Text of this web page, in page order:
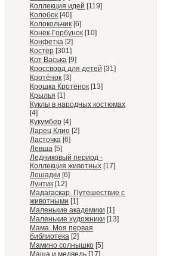
Коллекция идей [119]
Колобок [40]
Колокольчик [6]
Конёк-Горбунок [10]
Конфетка [2]
Костёр [301]
Кот Васька [9]
Кроссворд для детей [31]
Кротёнок [3]
Крошка Кротёнок [13]
Крылья [1]
Куклы в народных костюмах
[4]
Кукумбер [4]
Ларец Клио [2]
Ласточка [6]
Левша [5]
Ледниковый период -
Коллекция животных [17]
Лошадки [6]
Лунтик [12]
Мадагаскар. Путешествие с
животными [1]
Маленькие академики [1]
Маленькие художники [13]
Мама. Моя первая
библиотека [2]
Мамино солнышко [5]
Маша и медведь [17]